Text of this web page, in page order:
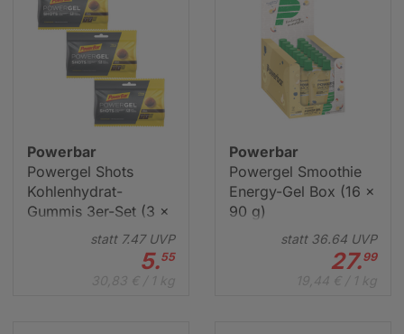
Powerbar
Powergel Shots
Kohlenhydrat-
Gummis 3er-Set (3 x
statt 7.47UVP
5.55
Powerbar
Powergel Smoothie
Energy-Gel Box (16 x
90 g)
statt 36.64 UVP
27.99